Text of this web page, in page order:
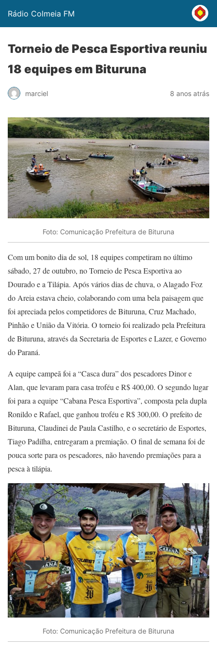
Rádio Colmeia FM
Torneio de Pesca Esportiva reuniu
18 equipes em Bituruna
marciel 8 anos atrás
Foto: Comunicação Prefeitura de Bituruna
Com um bonito dia de sol, 18 equipes competiram no último
sábado, 27 de outubro, no Torneio de Pesca Esportiva ao
Dourado e a Tilápia. Após vários dias de chuva, o Alagado Foz
do Areia estava cheio, colaborando com uma bela paisagem que
foi apreciada pelos competidores de Bituruna, Cruz Machado,
Pinhão e União da Vitória. O torneio foi realizado pela Prefeitura
de Bituruna, através da Secretaria de Esportes e Lazer, e Governo
do Paraná.
A equipe campeã foi a “Casca dura” dos pescadores Dinor e
Alan, que levaram para casa troféu e R$ 400,00. O segundo lugar
foi para a equipe “Cabana Pesca Esportiva”, composta pela dupla
Ronildo e Rafael, que ganhou troféu e R$ 300,00. O prefeito de
Bituruna, Claudinei de Paula Castilho, e o secretário de Esportes,
Tiago Padilha, entregaram a premiação. O final de semana foi de
pouca sorte para os pescadores, não havendo premiações para a
pesca à tilápia.
Foto: Comunicação Prefeitura de Bituruna